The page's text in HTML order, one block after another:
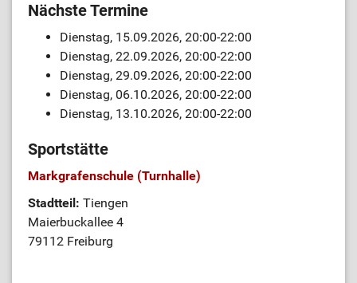
Nächste Termine
Dienstag, 15.09.2026, 20:00-22:00
Dienstag, 22.09.2026, 20:00-22:00
Dienstag, 29.09.2026, 20:00-22:00
Dienstag, 06.10.2026, 20:00-22:00
Dienstag, 13.10.2026, 20:00-22:00
Sportstätte
Markgrafenschule (Turnhalle)
Stadtteil: Tiengen
Maierbuckallee 4
79112 Freiburg